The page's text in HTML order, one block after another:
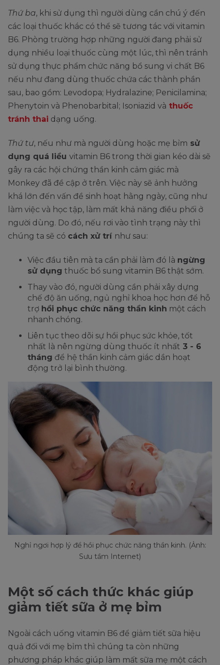
Thứ ba, khi sử dụng thì người dùng cần chú ý đến
các loại thuốc khác có thể sẽ tương tác với vitamin
B6. Phòng trường hợp những người đang phải sử
dụng nhiều loại thuốc cùng một lúc, thì nên tránh
sử dụng thực phẩm chức năng bổ sung vi chất B6
nếu như đang dùng thuốc chứa các thành phần
sau, bao gồm: Levodopa; Hydralazine; Penicilamina;
Phenytoin và Phenobarbital; Isoniazid và thuốc
tránh thai dạng uống.
Thứ tư, nếu như mà người dùng hoặc mẹ bỉm sử
dụng quá liều vitamin B6 trong thời gian kéo dài sẽ
gây ra các hội chứng thần kinh cảm giác mà
Monkey đã đề cập ở trên. Việc này sẽ ảnh hưởng
khá lớn đến vấn đề sinh hoạt hằng ngày, cũng như
làm việc và học tập, làm mất khả năng điều phối ở
người dùng. Do đó, nếu rơi vào tình trạng này thì
chúng ta sẽ có cách xử trí như sau:
Việc đầu tiên mà ta cần phải làm đó là ngừng
sử dụng thuốc bổ sung vitamin B6 thật sớm.
Thay vào đó, người dùng cần phải xây dựng
chế độ ăn uống, ngủ nghỉ khoa học hơn để hỗ
trợ hồi phục chức năng thần kinh một cách
nhanh chóng.
Liên tục theo dõi sự hồi phục sức khỏe, tốt
nhất là nên ngừng dùng thuốc ít nhất 3 - 6
tháng để hệ thần kinh cảm giác dần hoạt
động trở lại bình thường.
Nghỉ ngơi hợp lý để hồi phục chức năng thần kinh. (Ảnh:
Sưu tầm Internet)
Một số cách thức khác giúp
giảm tiết sữa ở mẹ bỉm
Ngoài cách uống vitamin B6 để giảm tiết sữa hiệu
quả đối với mẹ bỉm thì chúng ta còn những
phương pháp khác giúp làm mất sữa mẹ một cách